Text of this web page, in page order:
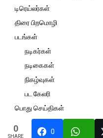
டிரெய்லர்கள்
திரை பிறமொழி
படங்கள்
நடிகர்கள்
நடிகைகள்
நிகழ்வுகள்
பட கேலரி
பொது செய்திகள்
விமர்சனம்
0
SHARE
0